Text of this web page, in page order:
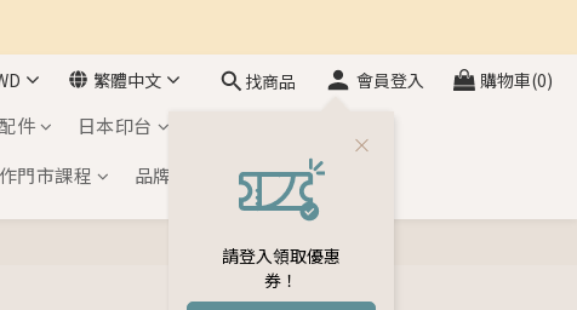
繁體中文 找商品 會員登入
請登入領取優惠
券！
購物車(0)
件 日本印台
門市課程 品牌介紹 會員專區